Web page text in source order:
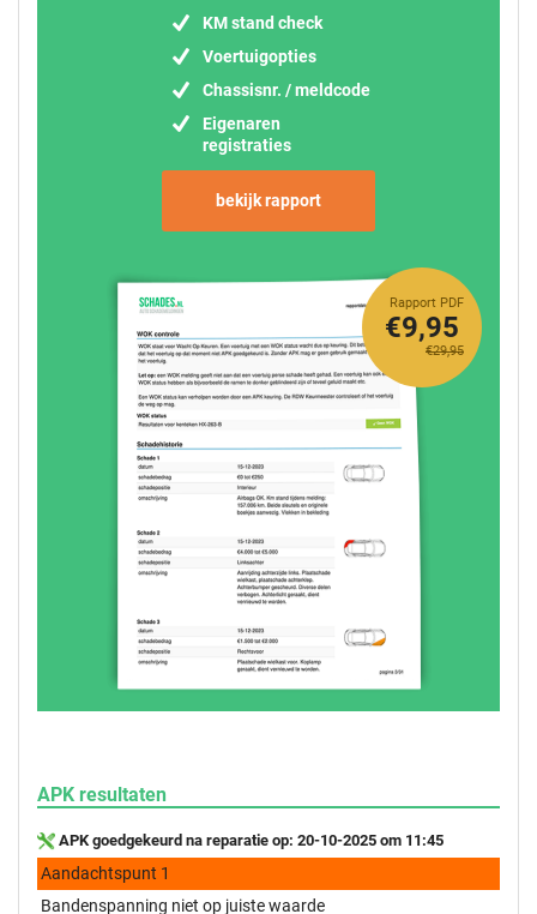
KM stand check
Voertuigopties
Chassisnr. / meldcode
Eigenaren
registraties
bekijk rapport
Rapport PDF
€29,95
€9,95
APK resultaten
APK goedgekeurd na reparatie op: 20-10-2025 om 11:45
Aandachtspunt 1
Bandenspanning niet op juiste waarde